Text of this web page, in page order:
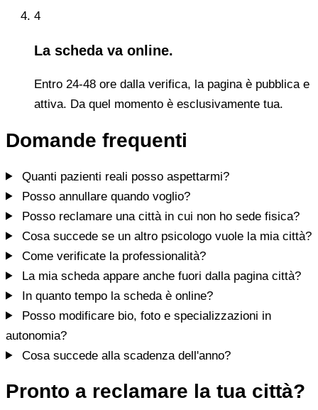
4
La scheda va online.
Entro 24-48 ore dalla verifica, la pagina è pubblica e
attiva. Da quel momento è esclusivamente tua.
Domande frequenti
Quanti pazienti reali posso aspettarmi?
Posso annullare quando voglio?
Posso reclamare una città in cui non ho sede fisica?
Cosa succede se un altro psicologo vuole la mia città?
Come verificate la professionalità?
La mia scheda appare anche fuori dalla pagina città?
In quanto tempo la scheda è online?
Posso modificare bio, foto e specializzazioni in
autonomia?
Cosa succede alla scadenza dell'anno?
Pronto a reclamare la tua città?